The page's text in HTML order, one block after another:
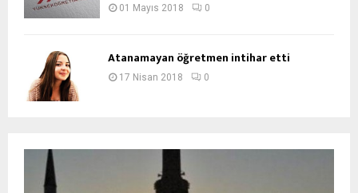
01 Mayıs 2018 0
Atanamayan öğretmen intihar etti
17 Nisan 2018 0